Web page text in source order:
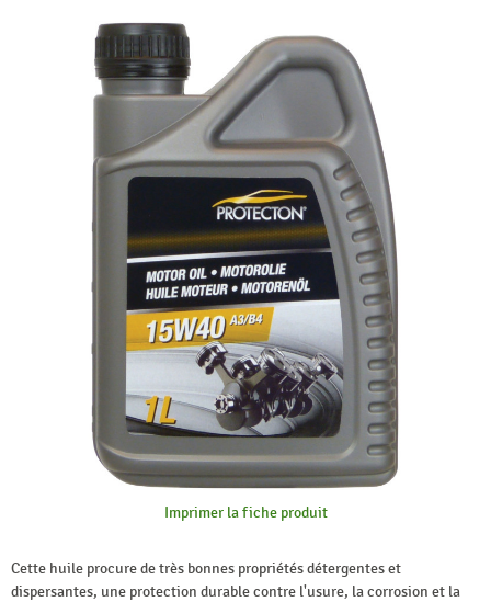
Imprimer la fiche produit
Cette huile procure de très bonnes propriétés détergentes et
dispersantes, une protection durable contre l'usure, la corrosion et la